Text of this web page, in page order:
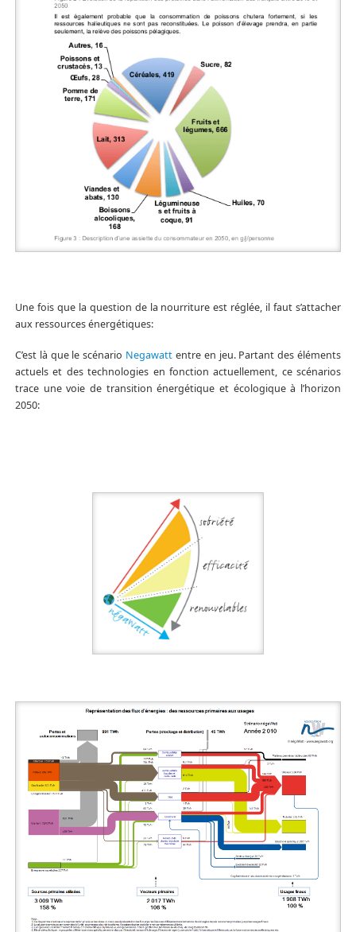
Une fois que la question de la nourriture est réglée, il faut s’attacher
aux ressources énergétiques:
C’est là que le scénario Negawatt entre en jeu. Partant des éléments
actuels et des technologies en fonction actuellement, ce scénarios
trace une voie de transition énergétique et écologique à l’horizon
2050: